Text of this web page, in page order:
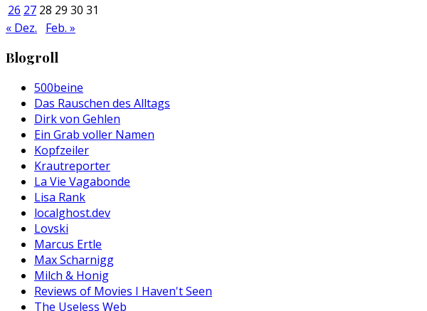
26 27 28 29 30 31
« Dez.
Feb. »
Blogroll
500beine
Das Rauschen des Alltags
Dirk von Gehlen
Ein Grab voller Namen
Kopfzeiler
Krautreporter
La Vie Vagabonde
Lisa Rank
localghost.dev
Lovski
Marcus Ertle
Max Scharnigg
Milch & Honig
Reviews of Movies I Haven't Seen
The Useless Web